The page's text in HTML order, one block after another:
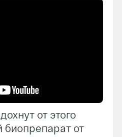
от этого
от